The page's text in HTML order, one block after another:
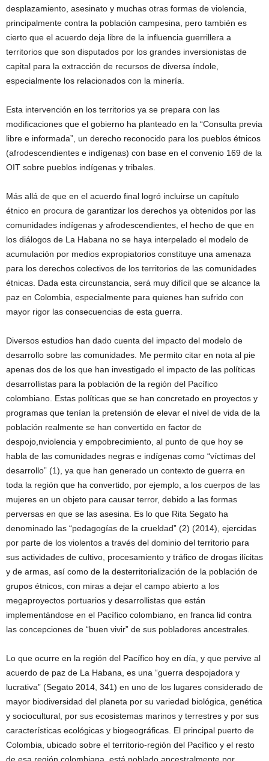
desplazamiento, asesinato y muchas otras formas de violencia,
principalmente contra la población campesina, pero también es
cierto que el acuerdo deja libre de la influencia guerrillera a
territorios que son disputados por los grandes inversionistas de
capital para la extracción de recursos de diversa índole,
especialmente los relacionados con la minería.
Esta intervención en los territorios ya se prepara con las
modificaciones que el gobierno ha planteado en la “Consulta previa
libre e informada”, un derecho reconocido para los pueblos étnicos
(afrodescendientes e indígenas) con base en el convenio 169 de la
OIT sobre pueblos indígenas y tribales.
Más allá de que en el acuerdo final logró incluirse un capítulo
étnico en procura de garantizar los derechos ya obtenidos por las
comunidades indígenas y afrodescendientes, el hecho de que en
los diálogos de La Habana no se haya interpelado el modelo de
acumulación por medios expropiatorios constituye una amenaza
para los derechos colectivos de los territorios de las comunidades
étnicas. Dada esta circunstancia, será muy difícil que se alcance la
paz en Colombia, especialmente para quienes han sufrido con
mayor rigor las consecuencias de esta guerra.
Diversos estudios han dado cuenta del impacto del modelo de
desarrollo sobre las comunidades. Me permito citar en nota al pie
apenas dos de los que han investigado el impacto de las políticas
desarrollistas para la población de la región del Pacífico
colombiano. Estas políticas que se han concretado en proyectos y
programas que tenían la pretensión de elevar el nivel de vida de la
población realmente se han convertido en factor de
despojo,nviolencia y empobrecimiento, al punto de que hoy se
habla de las comunidades negras e indígenas como “víctimas del
desarrollo” (1), ya que han generado un contexto de guerra en
toda la región que ha convertido, por ejemplo, a los cuerpos de las
mujeres en un objeto para causar terror, debido a las formas
perversas en que se las asesina. Es lo que Rita Segato ha
denominado las “pedagogías de la crueldad” (2) (2014), ejercidas
por parte de los violentos a través del dominio del territorio para
sus actividades de cultivo, procesamiento y tráfico de drogas ilícitas
y de armas, así como de la desterritorialización de la población de
grupos étnicos, con miras a dejar el campo abierto a los
megaproyectos portuarios y desarrollistas que están
implementándose en el Pacífico colombiano, en franca lid contra
las concepciones de “buen vivir” de sus pobladores ancestrales.
Lo que ocurre en la región del Pacífico hoy en día, y que pervive al
acuerdo de paz de La Habana, es una “guerra despojadora y
lucrativa” (Segato 2014, 341) en uno de los lugares considerado de
mayor biodiversidad del planeta por su variedad biológica, genética
y sociocultural, por sus ecosistemas marinos y terrestres y por sus
características ecológicas y biogeográficas. El principal puerto de
Colombia, ubicado sobre el territorio-región del Pacífico y el resto